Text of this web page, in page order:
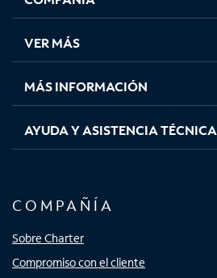
en
pestaña
nueva
en
pestaña
nueva
en
pestaña
nueva
en
nueva
VER MÁS
MÁS INFORMACIÓN
AYUDA Y ASISTENCIA TÉCNICA
COMPAÑÍA
Sobre Charter
Compromiso con el cliente